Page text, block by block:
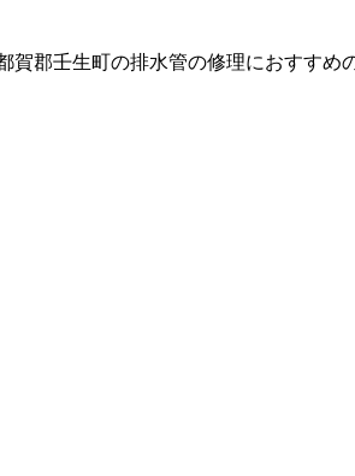
賀郡壬生町の排水管の修理におすすめ